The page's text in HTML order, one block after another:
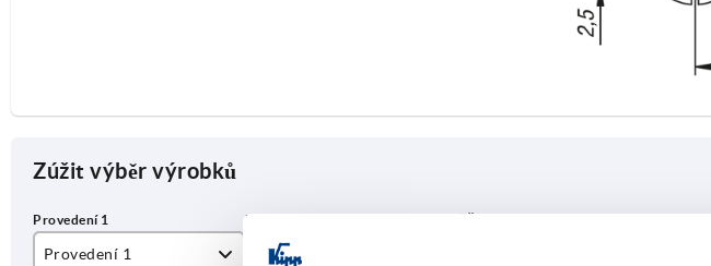
Zúžit výběr výrobků
Provedení 1 Provedení 2